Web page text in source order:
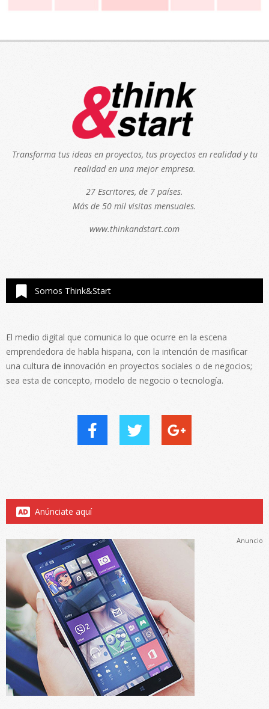
Transforma tus ideas en proyectos, tus proyectos en realidad y tu
realidad en una mejor empresa.
27 Escritores, de 7 países.
Más de 50 mil visitas mensuales.
www.thinkandstart.com
Somos Think&Start
El medio digital que comunica lo que ocurre en la escena
emprendedora de habla hispana, con la intención de masificar
una cultura de innovación en proyectos sociales o de negocios;
sea esta de concepto, modelo de negocio o tecnología.
Anúnciate aquí
Anuncio